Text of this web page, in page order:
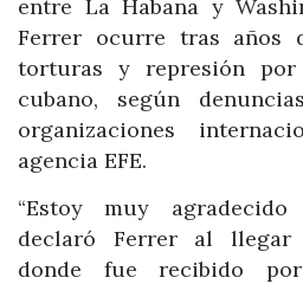
entre La Habana y
Ferrer ocurre tras años
torturas y represión
cubano, según
organizaciones
agencia EFE.
“Estoy muy
declaró Ferrer al llegar
donde fue recibido